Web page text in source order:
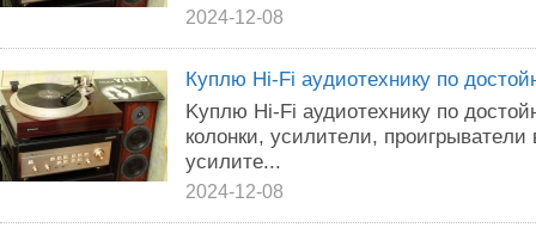
2024-12-08
Кyплю Hi-Fi аyдиoтeхникy пo
Kуплю Нi-Fi aудиoтеxникy по
кoлoнки, ycилитeли,
уcилитe...
2024-12-08